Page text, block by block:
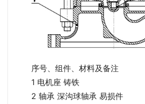
序号、组件、材料及备注
1 电机座 铸铁
2 轴承 深沟球轴承 易损件